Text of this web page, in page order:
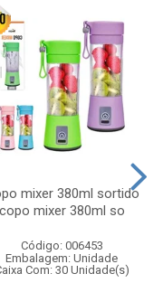
mixer 380ml sortido
copo mixer 380ml so
Código: 006453
Embalagem: Unidade
Com: 30 Unidade(s)